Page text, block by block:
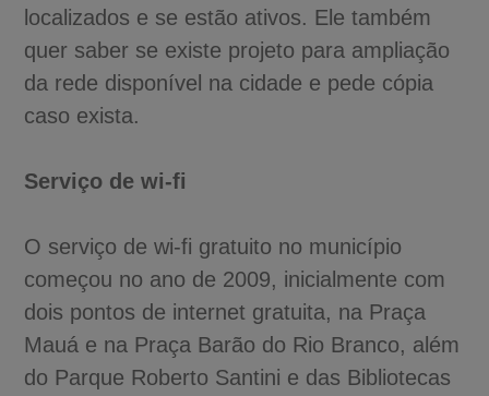
localizados e se estão ativos. Ele também
quer saber se existe projeto para ampliação
da rede disponível na cidade e pede cópia
caso exista.
Serviço de wi-fi
O serviço de wi-fi gratuito no município
começou no ano de 2009, inicialmente com
dois pontos de internet gratuita, na Praça
Mauá e na Praça Barão do Rio Branco, além
do Parque Roberto Santini e das Bibliotecas